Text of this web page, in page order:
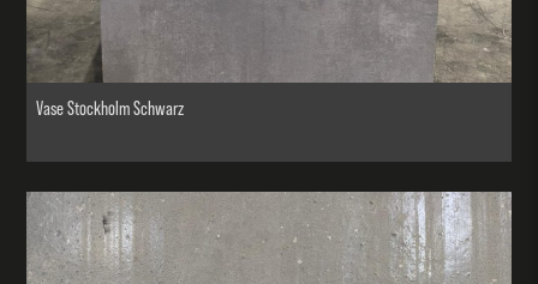
Vase Stockholm Schwarz